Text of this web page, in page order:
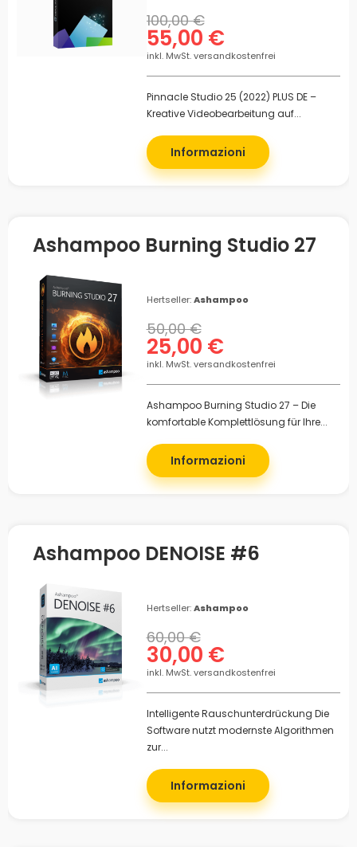
55,00 €
100,00 €
inkl. MwSt. versandkostenfrei
Pinnacle Studio 25 (2022) PLUS DE –
Kreative Videobearbeitung auf...
Informazioni
Ashampoo Burning Studio 27
Hertseller:Ashampoo
25,00 €
50,00 €
inkl. MwSt. versandkostenfrei
Ashampoo Burning Studio 27 – Die
komfortable Komplettlösung für Ihre...
Informazioni
Ashampoo DENOISE #6
Hertseller:Ashampoo
30,00 €
60,00 €
inkl. MwSt. versandkostenfrei
Intelligente Rauschunterdrückung Die
Software nutzt modernste Algorithmen
zur...
Informazioni